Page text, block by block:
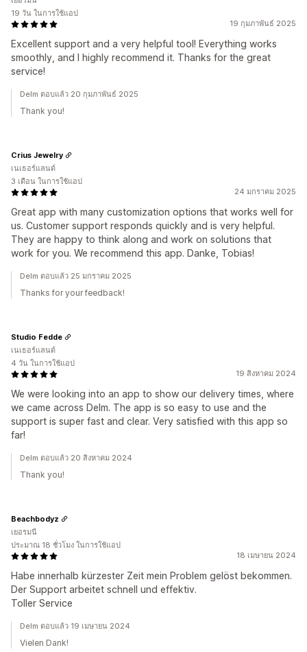
19 กุมภาพันธ์ 2025
Excellent support and a very helpful tool! Everything works
smoothly, and I highly recommend it. Thanks for the great
service!
19 วัน ในการใช้แอป
Delm ตอบแล้ว 20 กุมภาพันธ์ 2025
Thank you!
24 มกราคม 2025
Great app with many customization options that works well for
us. Customer support responds quickly and is very helpful.
They are happy to think along and work on solutions that
work for you. We recommend this app. Danke, Tobias!
Crius Jewelry
เนเธอร์แลนด์
3 เดือน ในการใช้แอป
Delm ตอบแล้ว 25 มกราคม 2025
Thanks for your feedback!
19 สิงหาคม 2024
We were looking into an app to show our delivery times, where
we came across Delm. The app is so easy to use and the
support is super fast and clear. Very satisfied with this app so
far!
Studio Fedde
เนเธอร์แลนด์
4 วัน ในการใช้แอป
Delm ตอบแล้ว 20 สิงหาคม 2024
Thank you!
18 เมษายน 2024
Habe innerhalb kürzester Zeit mein Problem gelöst bekommen.
Der Support arbeitet schnell und effektiv.
Toller Service
Beachbodyz
เยอรมนี
ประมาณ 18 ชั่วโมง ในการใช้แอป
Delm ตอบแล้ว 19 เมษายน 2024
Vielen Dank!